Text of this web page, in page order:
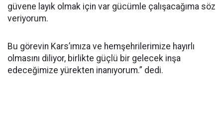
güvene layık olmak için var gücümle çalışacağıma söz
veriyorum.
Bu görevin Kars’ımıza ve hemşehrilerimize hayırlı
olmasını diliyor, birlikte güçlü bir gelecek inşa
edeceğimize yürekten inanıyorum.” dedi.